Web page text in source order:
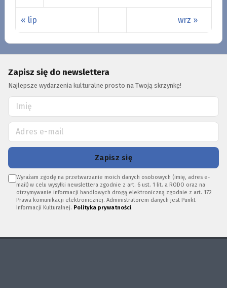
« lip wrz »
Zapisz się do newslettera
Najlepsze wydarzenia kulturalne prosto na Twoją skrzynkę!
Zapisz się
Wyrażam zgodę na przetwarzanie moich danych osobowych (imię, adres e-
mail) w celu wysyłki newslettera zgodnie z art. 6 ust. 1 lit. a RODO oraz na
otrzymywanie informacji handlowych drogą elektroniczną zgodnie z art. 172
Prawa komunikacji elektronicznej. Administratorem danych jest Punkt
Informacji Kulturalnej. Polityka prywatności.